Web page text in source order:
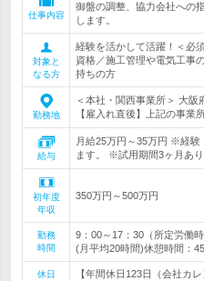
仕事内容
御盤の調整、協力会社への
します。
対象と
なる方
経験を活かして活躍！＜必
資格／施工管理や電気工事
持ちの方
勤務地
＜本社・関西事業所＞ 大
【雇入れ直後】上記の事業
給与
月給25万円～35万円 ※経験
ます。 ※試用期間3ヶ月あり
初年度
年収
350万円～500万円
勤務
時間
9：00～17：30（所定労働
(月平均20時間)休憩時間：
休日
【年間休日123日（会社カ